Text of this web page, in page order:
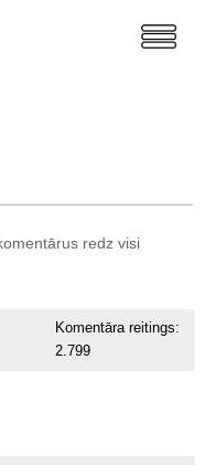
redz visi
Komentāra reitings:
2.799